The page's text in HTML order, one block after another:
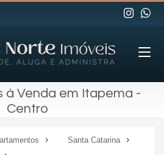
Venda em Itapema -
Centro
Santa Catarina